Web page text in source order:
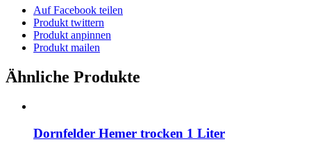
Auf Facebook teilen
Produkt twittern
Produkt anpinnen
Produkt mailen
Ähnliche Produkte
Dornfelder Hemer trocken 1 Liter